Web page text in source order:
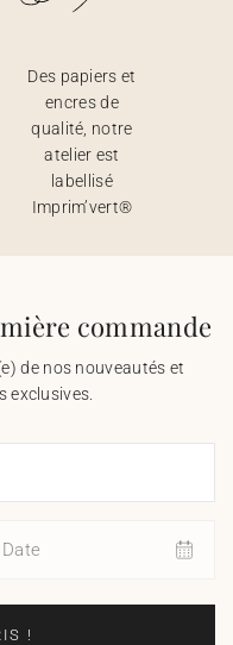
Des papiers et
encres de
qualité, notre
atelier est
labellisé
Imprim’vert®
commande
de nos nouveautés et
exclusives.
Date
!